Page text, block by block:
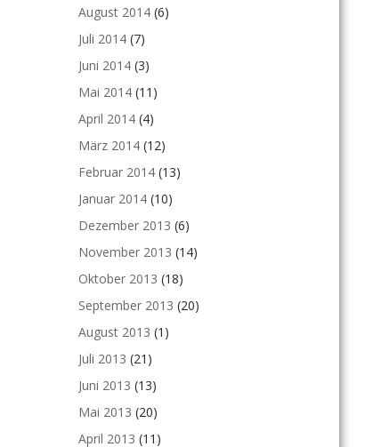
August 2014 (6)
Juli 2014 (7)
Juni 2014 (3)
Mai 2014 (11)
April 2014 (4)
März 2014 (12)
Februar 2014 (13)
Januar 2014 (10)
Dezember 2013 (6)
November 2013 (14)
Oktober 2013 (18)
September 2013 (20)
August 2013 (1)
Juli 2013 (21)
Juni 2013 (13)
Mai 2013 (20)
April 2013 (11)